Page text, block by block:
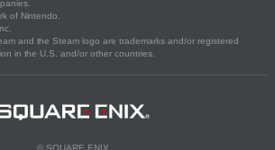
of Nintendo.
and the Steam logo are trademarks and/or registered
in the U.S. and/or other countries.
© SQUARE ENIX